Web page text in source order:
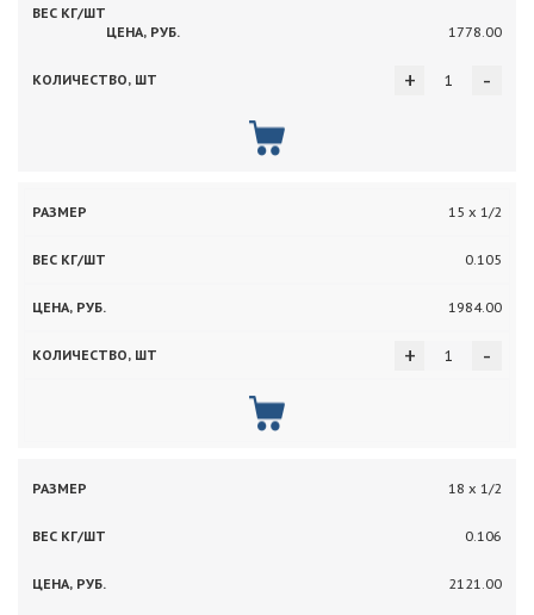
1778.00
-
+
15 х 1/2
0.105
1984.00
-
+
18 х 1/2
0.106
2121.00